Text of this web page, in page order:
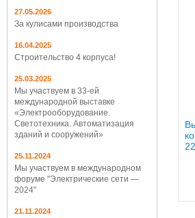
27.05.2026
За кулисами производства
16.04.2025
Строительство 4 корпуса!
25.03.2025
Мы участвуем в 33-ей
международной выставке
«Электрооборудование.
Светотехника. Автоматизация
зданий и сооружений»
25.11.2024
Мы участвуем в международном
форуме "Электрические сети —
2024"
21.11.2024